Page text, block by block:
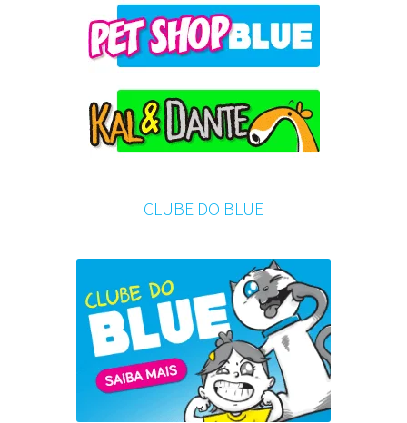
CLUBE DO BLUE